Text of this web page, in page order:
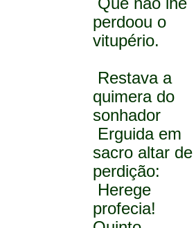
perdoou o
vitupério.
Restava a
quimera do
sonhador
Erguida em
sacro altar de
perdição:
Herege
profecia!